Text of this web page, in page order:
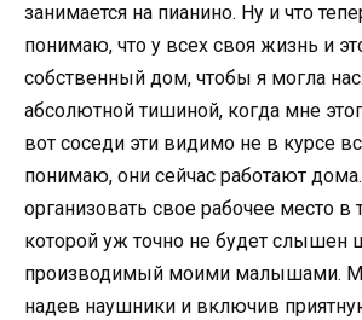
занимается на пианино. Ну и что
понимаю, что у всех своя жизнь и
собственный дом, чтобы я могла
абсолютной тишиной, когда мне
вот соседи эти видимо не в курсе
понимаю, они сейчас работают
организовать свое рабочее место в
которой уж точно не будет слышен
производимый моими малышами.
надев наушники и включив